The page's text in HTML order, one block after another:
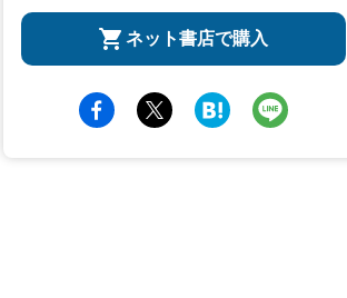
ネット書店で購入